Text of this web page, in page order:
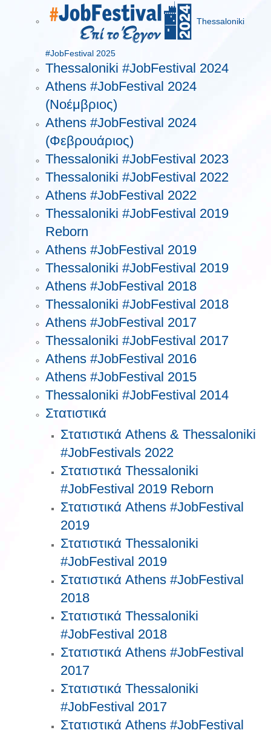
Thessaloniki
#JobFestival 2025
Thessaloniki #JobFestival 2024
Athens #JobFestival 2024
(Νοέμβριος)
Athens #JobFestival 2024
(Φεβρουάριος)
Thessaloniki #JobFestival 2023
Thessaloniki #JobFestival 2022
Athens #JobFestival 2022
Thessaloniki #JobFestival 2019
Reborn
Athens #JobFestival 2019
Thessaloniki #JobFestival 2019
Athens #JobFestival 2018
Thessaloniki #JobFestival 2018
Athens #JobFestival 2017
Τhessaloniki #JobFestival 2017
Athens #JobFestival 2016
Athens #JobFestival 2015
Thessaloniki #JobFestival 2014
Στατιστικά
Στατιστικά Athens & Thessaloniki
#JobFestivals 2022
Στατιστικά Thessaloniki
#JobFestival 2019 Reborn
Στατιστικά Athens #JobFestival
2019
Στατιστικά Thessaloniki
#JobFestival 2019
Στατιστικά Athens #JobFestival
2018
Στατιστικά Thessaloniki
#JobFestival 2018
Στατιστικά Athens #JobFestival
2017
Στατιστικά Thessaloniki
#JobFestival 2017
Στατιστικά Athens #JobFestival